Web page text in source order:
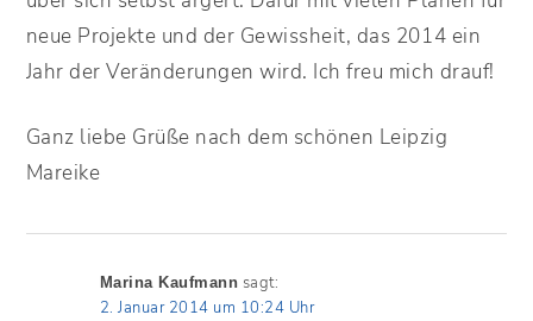
neue Projekte und der Gewissheit, das 2014 ein
Jahr der Veränderungen wird. Ich freu mich drauf!
Ganz liebe Grüße nach dem schönen Leipzig
Mareike
Marina Kaufmann sagt:
2. Januar 2014 um 10:24 Uhr